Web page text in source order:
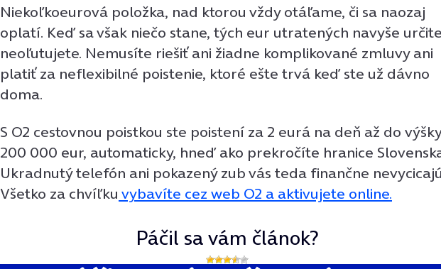
Niekoľkoeurová položka, nad ktorou vždy otáľame, či sa naozaj
oplatí. Keď sa však niečo stane, tých eur utratených navyše určite
neoľutujete. Nemusíte riešiť ani žiadne komplikované zmluvy ani
platiť za neflexibilné poistenie, ktoré ešte trvá keď ste už dávno
doma.
S O2 cestovnou poistkou ste poistení za 2 eurá na deň až do výšky
200 000 eur, automaticky, hneď ako prekročíte hranice
Ukradnutý telefón ani pokazený zub vás teda finančne
Všetko za chvíľku vybavíte cez web O2 a aktivujete online.
Páčil sa vám článok?